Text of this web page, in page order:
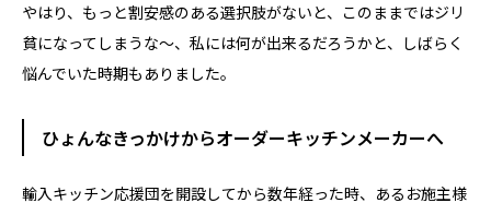
やはり、もっと割安感のある選択肢がないと、このままではジリ
貧になってしまうな～、私には何が出来るだろうかと、しばらく
悩んでいた時期もありました。
ひょんなきっかけからオーダーキッチンメーカーへ
輸入キッチン応援団を開設してから数年経った時、あるお施主様